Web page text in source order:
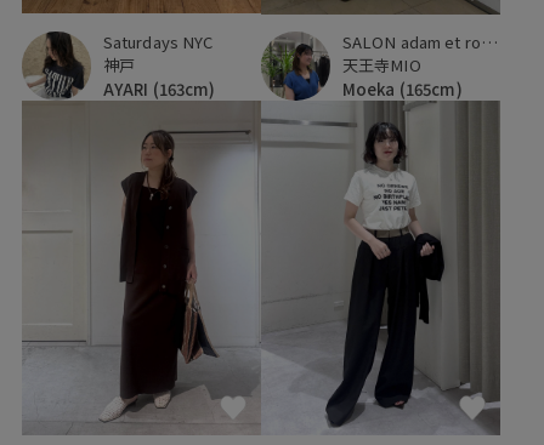
Saturdays NYC
神戸
AYARI (163cm)
SALON adam et ropé
天王寺MIO
Moeka (165cm)